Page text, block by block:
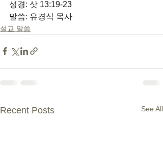
성경: 삿 13:19-23
말씀: 유경식 목사
설교 말씀
Recent Posts See All